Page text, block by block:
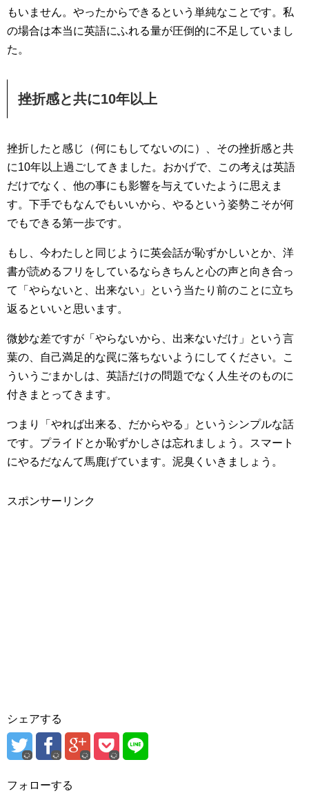
もいません。やったからできるという単純なことです。私
の場合は本当に英語にふれる量が圧倒的に不足していまし
た。
挫折感と共に10年以上
挫折したと感じ（何にもしてないのに）、その挫折感と共
に10年以上過ごしてきました。おかげで、この考えは英語
だけでなく、他の事にも影響を与えていたように思えま
す。下手でもなんでもいいから、やるという姿勢こそが何
でもできる第一歩です。
もし、今わたしと同じように英会話が恥ずかしいとか、洋
書が読めるフリをしているならきちんと心の声と向き合っ
て「やらないと、出来ない」という当たり前のことに立ち
返るといいと思います。
微妙な差ですが「やらないから、出来ないだけ」という言
葉の、自己満足的な罠に落ちないようにしてください。こ
ういうごまかしは、英語だけの問題でなく人生そのものに
付きまとってきます。
つまり「やれば出来る、だからやる」というシンプルな話
です。プライドとか恥ずかしさは忘れましょう。スマート
にやるだなんて馬鹿げています。泥臭くいきましょう。
スポンサーリンク
シェアする
フォローする